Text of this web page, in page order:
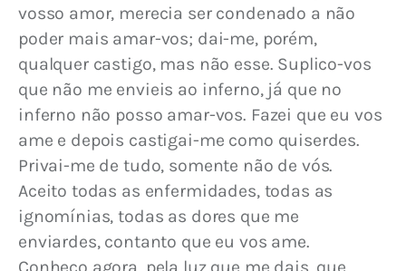
vosso amor, merecia ser condenado a não
poder mais amar-vos; dai-me, porém,
qualquer castigo, mas não esse. Suplico-vos
que não me envieis ao inferno, já que no
inferno não posso amar-vos. Fazei que eu vos
ame e depois castigai-me como quiserdes.
Privai-me de tudo, somente não de vós.
Aceito todas as enfermidades, todas as
ignomínias, todas as dores que me
enviardes, contanto que eu vos ame.